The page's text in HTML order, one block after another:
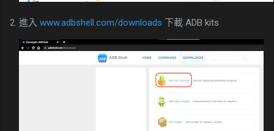
2. 進入 www.adbshell.com/downloads 下載 ADB kits